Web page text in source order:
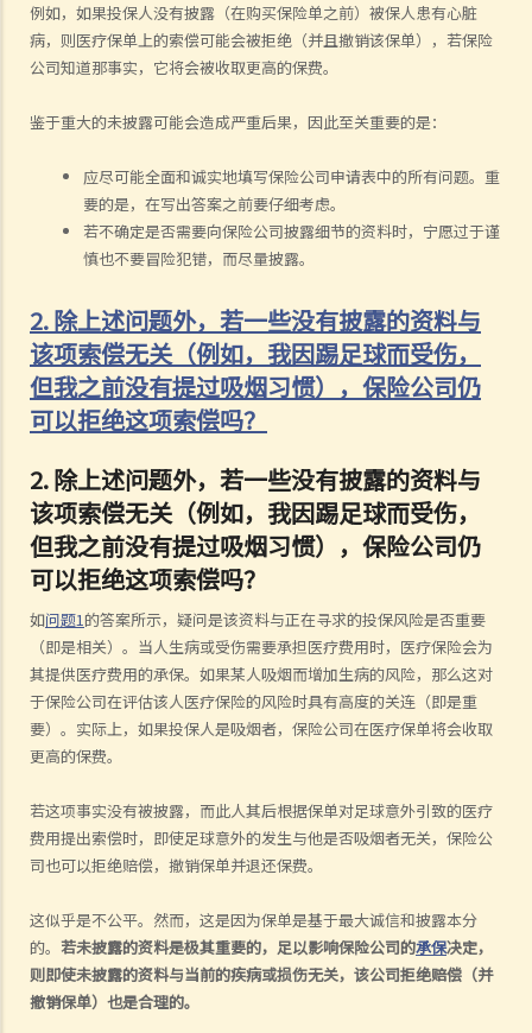
例如，如果投保人没有披露（在购买保险单之前）被保人患有心脏
病，则医疗保单上的索偿可能会被拒绝（并且撤销该保单），若保险
公司知道那事实，它将会被收取更高的保费。
鉴于重大的未披露可能会造成严重后果，因此至关重要的是：
应尽可能全面和诚实地填写保险公司申请表中的所有问题。重
要的是，在写出答案之前要仔细考虑。
若不确定是否需要向保险公司披露细节的资料时，宁愿过于谨
慎也不要冒险犯错，而尽量披露。
2. 除上述问题外，若一些没有披露的资料与
该项索偿无关（例如，我因踢足球而受伤，
但我之前没有提过吸烟习惯），保险公司仍
可以拒绝这项索偿吗？
2.除上述问题外，若一些没有披露的资料与
该项索偿无关（例如，我因踢足球而受伤，
但我之前没有提过吸烟习惯），保险公司仍
可以拒绝这项索偿吗？
如问题1的答案所示，疑问是该资料与正在寻求的投保风险是否重要
（即是相关）。当人生病或受伤需要承担医疗费用时，医疗保险会为
其提供医疗费用的承保。如果某人吸烟而增加生病的风险，那么这对
于保险公司在评估该人医疗保险的风险时具有高度的关连（即是重
要）。实际上，如果投保人是吸烟者，保险公司在医疗保单将会收取
更高的保费。
若这项事实没有被披露，而此人其后根据保单对足球意外引致的医疗
费用提出索偿时，即使足球意外的发生与他是否吸烟者无关，保险公
司也可以拒绝赔偿，撤销保单并退还保费。
这似乎是不公平。然而，这是因为保单是基于最大诚信和披露本分
的。 若未披露的资料是极其重要的，足以影响保险公司的承保决定，
则即使未披露的资料与当前的疾病或损伤无关，该公司拒绝赔偿（并
撤销保单）也是合理的。